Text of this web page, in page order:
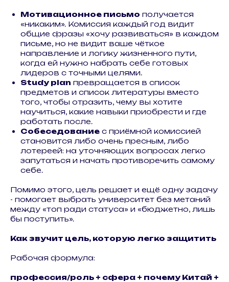
Мотивационное письмо получается
«никаким». Комиссия каждый год видит
общие фразы «хочу развиваться» в каждом
письме, но не видит ваше чёткое
направление и логику жизненного пути,
когда ей нужно набрать себе готовых
лидеров с точными целями.
Study plan превращается в список
предметов и список литературы вместо
того, чтобы отразить, чему вы хотите
научиться, какие навыки приобрести и где
работать после.
Собеседование с приёмной комиссией
становится либо очень пресным, либо
лотереей: на уточняющих вопросах легко
запутаться и начать противоречить самому
себе.
Помимо этого, цель решает и ещё одну задачу
- помогает выбрать университет без метаний
между «топ ради статуса» и «бюджетно, лишь
бы поступить».
Как звучит цель, которую легко защитить
Рабочая формула:
профессия/роль + сфера + почему Китай +